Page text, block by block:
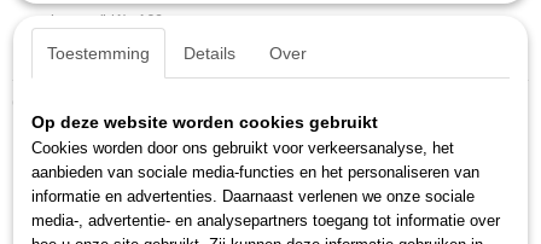
lengte (l l1): 169 mm
sleutelwijdte 2: 16 x 17 mm
Toestemming Details Over
Op deze website worden cookies gebruikt
Cookies worden door ons gebruikt voor verkeersanalyse, het
aanbieden van sociale media-functies en het personaliseren van
informatie en advertenties. Daarnaast verlenen we onze sociale
media-, advertentie- en analysepartners toegang tot informatie over